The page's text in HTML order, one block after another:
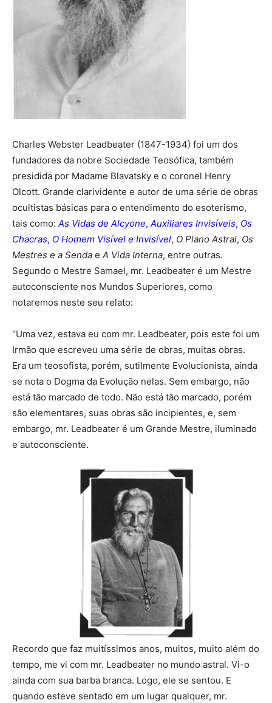
Charles Webster Leadbeater (1847-1934) foi um dos
fundadores da nobre Sociedade Teosófica, também
presidida por Madame Blavatsky e o coronel Henry
Olcott. Grande clarividente e autor de uma série de obras
ocultistas básicas para o entendimento do esoterismo,
tais como: As Vidas de Alcyone, Auxiliares Invisíveis, Os
Chacras, O Homem Visível e Invisível, O Plano Astral, Os
Mestres e a Senda e A Vida Interna, entre outras.
Segundo o Mestre Samael, mr. Leadbeater é um Mestre
autoconsciente nos Mundos Superiores, como
notaremos neste seu relato:
“Uma vez, estava eu com mr. Leadbeater, pois este foi um
Irmão que escreveu uma série de obras, muitas obras.
Era um teosofista, porém, sutilmente Evolucionista, ainda
se nota o Dogma da Evolução nelas. Sem embargo, não
está tão marcado de todo. Não está tão marcado, porém
são elementares, suas obras são incipientes, e, sem
embargo, mr. Leadbeater é um Grande Mestre, iluminado
e autoconsciente.
Recordo que faz muitíssimos anos, muitos, muito além do
tempo, me vi com mr. Leadbeater no mundo astral. Vi-o
ainda com sua barba branca. Logo, ele se sentou. E
quando esteve sentado em um lugar qualquer, mr.